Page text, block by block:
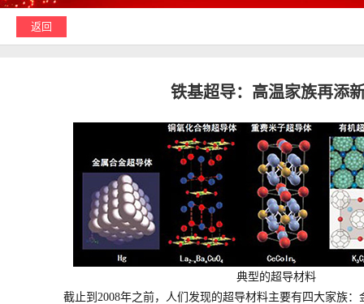
返回
铁基超导：高温家族再添
典型的超导材料
截止到2008年之前，人们发现的超导材料主要有四大家族：